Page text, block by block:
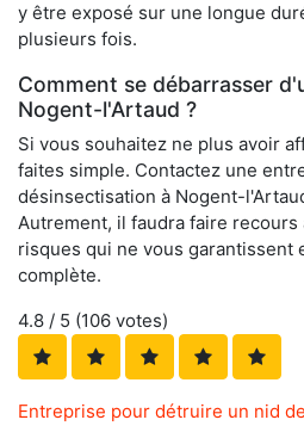
y être exposé sur une longue
plusieurs fois.
Comment se débarrasser
Nogent-l'Artaud ?
Si vous souhaitez ne plus avoir
faites simple. Contactez une
désinsectisation à Nogent-
Autrement, il faudra faire recours
risques qui ne vous garantissent
complète.
4.8 / 5 (106 votes)
Entreprise pour détruire un nid